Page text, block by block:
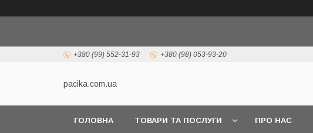
+380 (99) 552-31-93 +380 (98) 053-93-20
pacika.com.ua
ГОЛОВНА ТОВАРИ ТА ПОСЛУГИ ПРО НАС